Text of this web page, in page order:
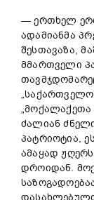
— ერთხელ
ადამიანმა
შესთავაზა,
მმართველი
„მოქალაქეთა
ძალიან
პატრიოტია,
ამაყად
დროიდან.